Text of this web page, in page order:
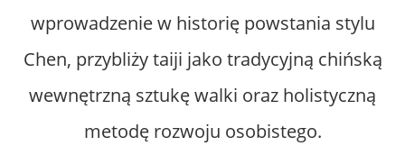
wprowadzenie w historię powstania stylu
Chen, przybliży taiji jako tradycyjną chińską
wewnętrzną sztukę walki oraz holistyczną
metodę rozwoju osobistego.